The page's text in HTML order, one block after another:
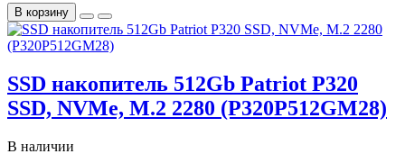
В корзину
SSD накопитель 512Gb Patriot P320
SSD, NVMe, M.2 2280 (P320P512GM28)
В наличии